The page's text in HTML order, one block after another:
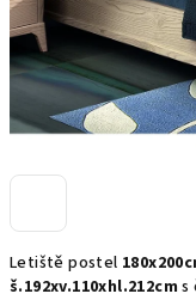
Letiště postel
š.192xv.110xhl.212cm s